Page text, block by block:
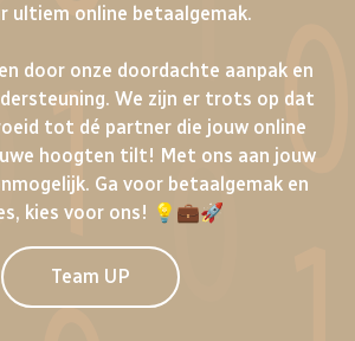
ultiem online betaalgemak.
door onze doordachte aanpak en
We zijn er trots op dat
tot dé partner die jouw online
hoogten tilt! Met ons aan jouw
Ga voor betaalgemak en
kies voor ons! 💡💼🚀
Team UP